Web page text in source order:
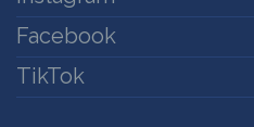
Facebook
TikTok